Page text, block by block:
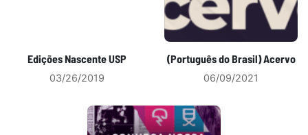
Edições Nascente USP
03/26/2019
(Português do Brasil) Acervo
06/09/2021